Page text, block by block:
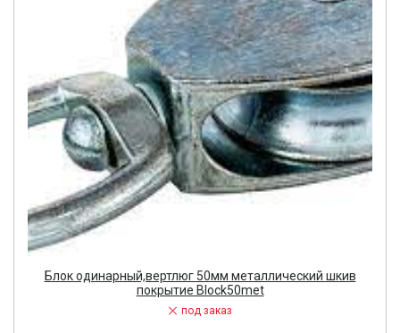
Блок одинарный,вертлюг 50мм металлический шкив
покрытие Bloсk50met
под заказ